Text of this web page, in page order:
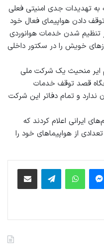
به تهدیدات جدی امنیتی فعلی
دادن هواپیمای فعال خود
تنظیم شدن خدمات هوانوردی
خویش را در سکتور داخلی
ایر منحیث یک شرکت ملی
قصد توقف خدمات
ندارد و تمام دفاتر این شرکت
ایرانی اعلام کردند که
از هواپیماهای خود را
پیام رسان واتس آپ تلگرام اشتراک گذاری از طریق ایمیل